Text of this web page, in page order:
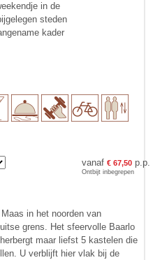
in de
steden
kader
vanaf € 67,50p.p.
Ontbijt inbegrepen
in het noorden van
grens. Het sfeervolle Baarlo
maar liefst 5 kastelen die
U verblijft hier vlak bij de